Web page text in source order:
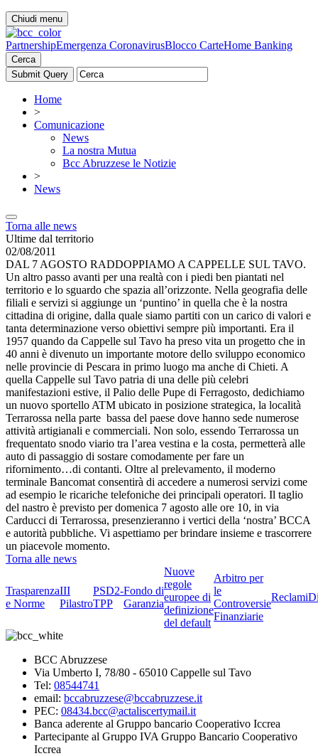
Chiudi menu
PartnershipEmergenza CoronavirusBlocco CarteHome Banking
Cerca
Home
>
Comunicazione
News
La nostra Mutua
Bcc Abruzzese le Notizie
>
News
Torna alle news
Ultime dal territorio
02/08/2011
DAL 7 AGOSTO RADDOPPIAMO A CAPPELLE SUL TAVO.
Un altro passo avanti per una realtà con i piedi ben piantati nel
territorio e lo sguardo che spazia all’orizzonte. Nella geografia delle
filiali e servizi si aggiunge un ‘puntino’ in quella che è la nostra
cittadina di origine, dalla quale siamo partiti con un carico di valori e
tanta determinazione verso obiettivi sempre più importanti. Era il
1957 quando da Cappelle sul Tavo ha preso vita un progetto che in
40 anni è divenuto un importante motore dello sviluppo economico
nelle provincie di Pescara in primo luogo ma anche di Chieti. A
quella Cappelle sul Tavo patria di una delle più celebri
manifestazioni estive, il Palio delle Pupe di Ferragosto, dedichiamo
un nuovo sportello ATM ubicato in posizione strategica, la località
Terrarossa nella parte bassa del paese dove hanno sede numerose
attività artigianali e commerciali. Non solo, essendo Terrarossa un
frequentato snodo viario tra l’area vestina e la costa, permetterà alle
auto di passaggio di sostare comodamente per fare un
rifornimento…di contanti. Oltre al prelevamento, il moderno
terminale Bancomat consentirà di accedere a numerosi servizi come
ad esempio le ricariche telefoniche dei principali operatori. Il taglio
del nastro è previsto per domenica 7 agosto alle ore 10, in via
Carducci di Terrarossa, presenzieranno i vertici della ‘nostra’ BCCA
e autorità pubbliche. Vi aspettiamo per brindare insieme e trascorrere
un piacevole momento.
Torna alle news
Trasparenza
e Norme
III
Pilastro
PSD2-
TPP
Fondo di
Garanzia
Nuove
regole
europee di
definizione
del default
Arbitro per
le
Controversie
Finanziarie
Reclami
BCC Abruzzese
Via Umberto I, 78/80 - 65010 Cappelle sul Tavo
Tel: 08544741
email: bccabruzzese@bccabruzzese.it
PEC: 08434.bcc@actaliscertymail.it
Banca aderente al Gruppo bancario Cooperativo Iccrea
Partecipante al Gruppo IVA Gruppo Bancario Cooperativo
Iccrea